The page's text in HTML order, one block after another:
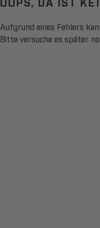
Aufgrund eines Fehlers
Bitte versuche es später